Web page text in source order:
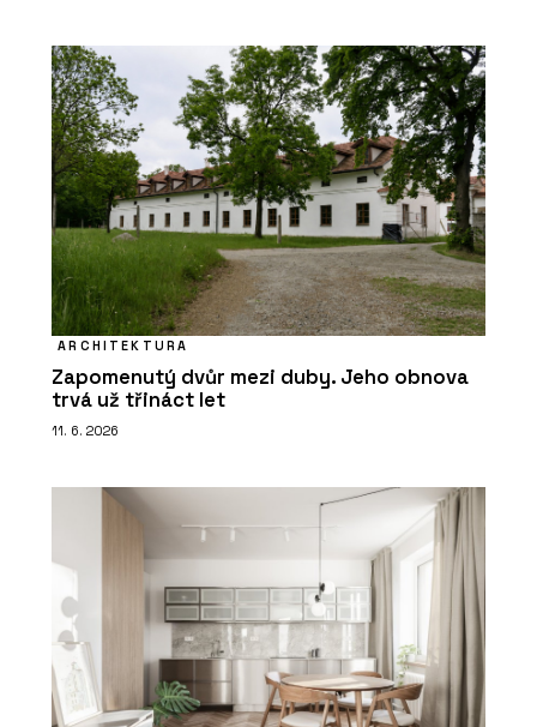
ARCHITEKTURA
Zapomenutý dvůr mezi duby. Jeho obnova
trvá už třináct let
11. 6. 2026